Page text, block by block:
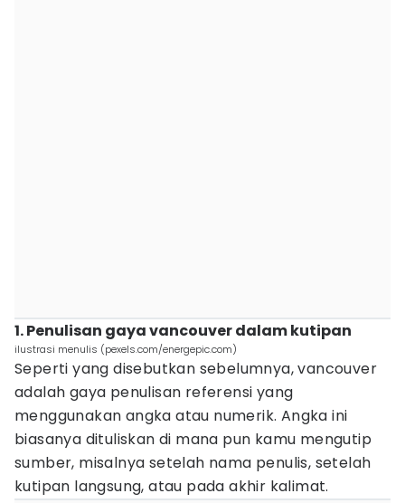
1. Penulisan gaya vancouver dalam kutipan
ilustrasi menulis (pexels.com/energepic.com)
Seperti yang disebutkan sebelumnya, vancouver
adalah gaya penulisan referensi yang
menggunakan angka atau numerik. Angka ini
biasanya dituliskan di mana pun kamu mengutip
sumber, misalnya setelah nama penulis, setelah
kutipan langsung, atau pada akhir kalimat.